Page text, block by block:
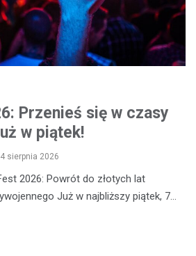
Przenieś się w czasy
w piątek!
4 sierpnia 2026
2026: Powrót do złotych lat
Już w najbliższy piątek, 7…